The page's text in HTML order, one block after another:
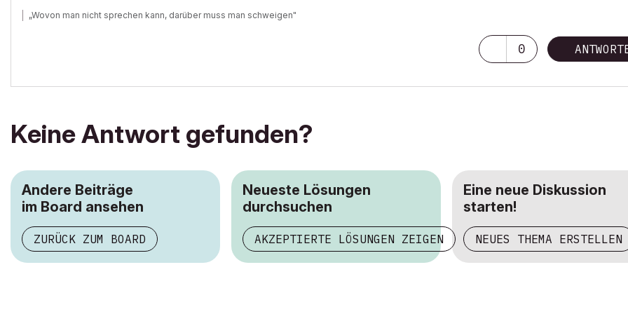
„Wovon man nicht sprechen kann, darüber muss man schweigen"
0
Keine Antwort gefunden?
Andere Beiträge
im Board ansehen
ZURÜCK ZUM BOARD
Neueste Lösungen
durchsuchen
AKZEPTIERTE LÖSUNGEN ZEIGEN
Eine neue Diskussion
starten!
NEUES THEMA ERSTELLEN